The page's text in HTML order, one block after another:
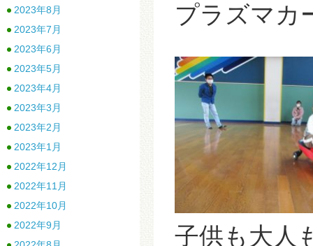
プラズマカ
子供も大
2023年8月
2023年7月
2023年6月
2023年5月
2023年4月
2023年3月
2023年2月
2023年1月
2022年12月
2022年11月
2022年10月
2022年9月